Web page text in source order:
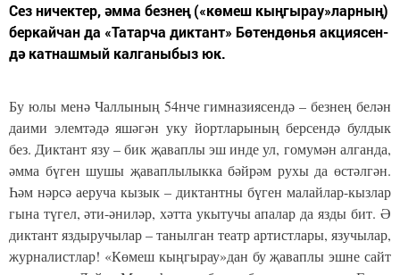
Сез ни­чек­тер, әм­ма без­нең («кө­меш кың­гы­рау»­лар­ның)
бер­кай­чан да «Та­тар­ча дик­тант» Бө­тен­дөнья ак­ци­я­сен­
дә кат­наш­мый кал­га­ны­быз юк.
Бу юлы ме­нә Чал­лы­ның 54нче гим­на­зи­я­сен­дә – без­нең бе­лән
да­и­ми элем­тә­дә яшә­гән уку йорт­ла­ры­ның бер­сен­дә булдык
без. Дик­тант язу – бик җа­вап­лы эш ин­де ул, го­му­мән ал­ган­да,
әм­ма бү­ген шу­шы җа­вап­лы­лык­ка бәй­рәм ру­хы да өс­тәл­гән.
Һәм нәр­сә ае­ру­ча кы­зык – дик­тант­ны бү­ген ма­лай­лар-кыз­лар
гы­на тү­гел, әти-әни­ләр, хәт­та укы­ту­чы апа­лар да язды бит. Ә
дик­тант яз­ды­ру­чы­лар – та­ныл­ган те­атр ар­тист­ла­ры, язу­чы­лар,
жур­на­лист­лар! «Кө­меш кың­гы­рау»­дан бу җа­вап­лы эш­не сайт